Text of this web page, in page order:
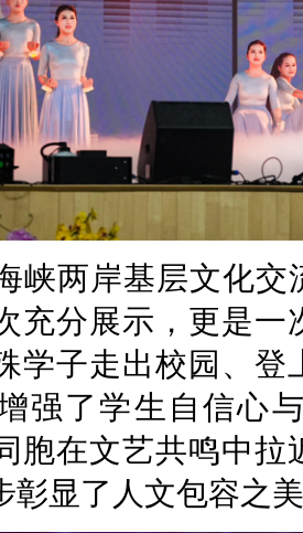
峡两岸基层文化
充分展示，更是
学子走出校园、
强了学生自信心
胞在文艺共鸣中
彰显了人文包容之